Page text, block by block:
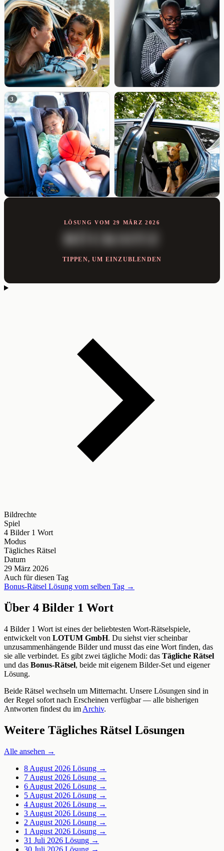
3 4
LÖSUNG VOM 29 MÄRZ 2026
RÜCKSITZ
TIPPEN, UM EINZUBLENDEN
Bildrechte
Spiel
4 Bilder 1 Wort
Modus
Tägliches Rätsel
Datum
29 März 2026
Auch für diesen Tag
Bonus-Rätsel Lösung vom selben Tag →
Über 4 Bilder 1 Wort
4 Bilder 1 Wort ist eines der beliebtesten Wort-Rätselspiele,
entwickelt von LOTUM GmbH. Du siehst vier scheinbar
unzusammenhängende Bilder und musst das eine Wort finden, das
sie alle verbindet. Es gibt zwei tägliche Modi: das Tägliche Rätsel
und das Bonus-Rätsel, beide mit eigenem Bilder-Set und eigener
Lösung.
Beide Rätsel wechseln um Mitternacht. Unsere Lösungen sind in
der Regel sofort nach Erscheinen verfügbar — alle bisherigen
Antworten findest du im Archiv.
Weitere Tägliches Rätsel Lösungen
Alle ansehen →
8 August 2026 Lösung →
7 August 2026 Lösung →
6 August 2026 Lösung →
5 August 2026 Lösung →
4 August 2026 Lösung →
3 August 2026 Lösung →
2 August 2026 Lösung →
1 August 2026 Lösung →
31 Juli 2026 Lösung →
30 Juli 2026 Lösung →